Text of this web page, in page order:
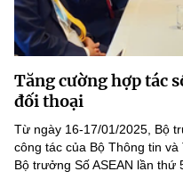
Tăng cường hợp tác
đối thoại
Từ ngày 16-17/01/2025, Bộ
công tác của Bộ Thông tin
Bộ trưởng Số ASEAN lần thứ